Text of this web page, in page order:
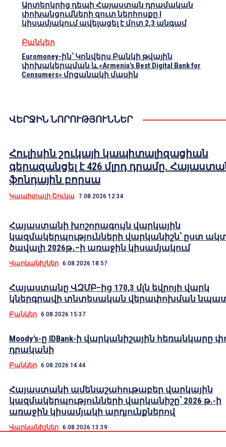
Արտերկրից դեպի Հայաստան դրամական
փոխանցումների զուտ ներհոսքը I
կիսամյակում ավելացել է մոտ 2,3 անգամ
Բանկեր
Euromoney-ին՝ Կոնվերս Բանկի թվային
փոխակերպման և «Armenia’s Best Digital Bank for
Consumers» մրցանակի մասին
ՎԵՐՋԻՆ ՆՈՐՈՒԹՅՈՒՆՆԵՐ
Հուլիսին շուկայի կապիտալիզացիան
գերազանցել է 426 մլրդ դրամը.
ֆոնդային բորսա
Կապիտալի Շուկա 7.08.2026 12:34
Հայաստանի խոշորագույն վարկային
կազմակերպությունների վարկանիշն՝ ըստ
ծավալի 2026թ․–ի առաջին կիսամյակում
Վարկանիշներ 6.08.2026 18:57
Հայաստանը ՎԶՄԲ–ից 170,3 մլն եվրոյի վարկ
կներգրավի տնտեսական վերափոխման
Բանկեր 6.08.2026 15:37
Moody’s-ը IDBank-ի վարկանիշային հեռանկարը
դրականի
Բանկեր 6.08.2026 14:44
Հայաստանի ամենաշահութաբեր վարկային
կազմակերպությունների վարկանիշը՝ 2026 թ.-ի
առաջին կիսամյակի արդյունքներով
Վարկանիշներ 6.08.2026 13:39